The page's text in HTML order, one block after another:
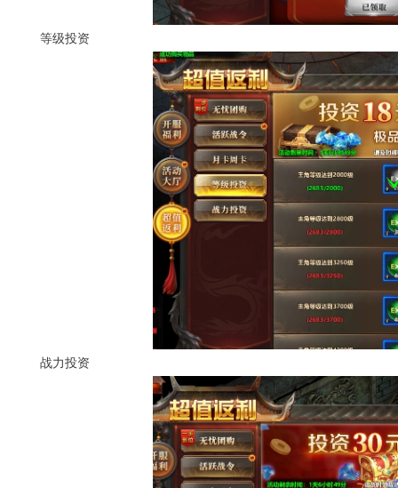
等级投资
战力投资